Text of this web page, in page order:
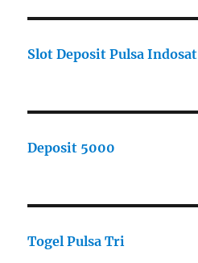
Slot Deposit Pulsa Indosat
Deposit 5000
Togel Pulsa Tri